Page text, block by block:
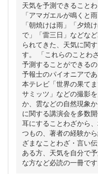
天気を予測できること
「アマガエルが鳴くと
「朝焼けは雨」「夕焼
で」「雷三日」などな
られてきた、天気に関
す。 「これらのことわ
予測することができる
予報士のパイオニアで
本テレビ「世界の果て
サミッツ」などの撮影
か、雲などの自然現象
に関する講演会を多数
耳にすることわざから
つもの、著者の経験か
ざまなことわざ・言い
ある方、天気を自分で
な方など必読の一冊です